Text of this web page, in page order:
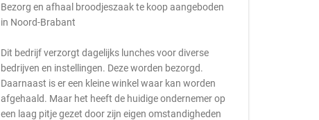
Bezorg en afhaal broodjeszaak te koop aangeboden
in Noord-Brabant
Dit bedrijf verzorgt dagelijks lunches voor diverse
bedrijven en instellingen. Deze worden bezorgd.
Daarnaast is er een kleine winkel waar kan worden
afgehaald. Maar het heeft de huidige ondernemer op
een laag pitje gezet door zijn eigen omstandigheden